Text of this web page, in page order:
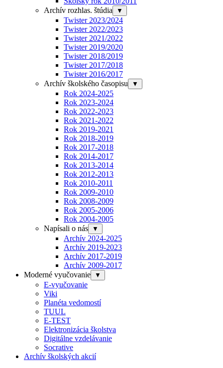
Archív rozhlas. štúdia
▼
Twister 2023/2024
Twister 2022/2023
Twister 2021/2022
Twister 2019/2020
Twister 2018/2019
Twister 2017/2018
Twister 2016/2017
Archív školského časopisu
▼
Rok 2024-2025
Rok 2023-2024
Rok 2022-2023
Rok 2021-2022
Rok 2019-2021
Rok 2018-2019
Rok 2017-2018
Rok 2014-2017
Rok 2013-2014
Rok 2012-2013
Rok 2010-2011
Rok 2009-2010
Rok 2008-2009
Rok 2005-2006
Rok 2004-2005
Napísali o nás
▼
Archív 2024-2025
Archív 2019-2023
Archív 2017-2019
Archív 2009-2017
Moderné vyučovanie
▼
E-vyučovanie
Viki
Planéta vedomostí
TUUL
E-TEST
Elektronizácia školstva
Digitálne vzdelávanie
Socrative
Archív školských akcií